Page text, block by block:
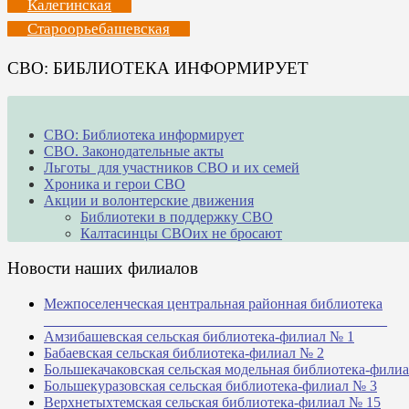
Калегинская
Староорьебашевская
СВО: БИБЛИОТЕКА ИНФОРМИРУЕТ
СВО: Библиотека информирует
СВО. Законодательные акты
Льготы для участников СВО и их семей
Хроника и герои СВО
Акции и волонтерские движения
Библиотеки в поддержку СВО
Калтасинцы СВОих не бросают
Новости наших филиалов
Межпоселенческая центральная районная библиотека
Амзибашевская сельская библиотека-филиал № 1
Бабаевская сельская библиотека-филиал № 2
Большекачаковская сельская модельная библиотека-
Большекуразовская сельская библиотека-филиал № 3
Верхнетыхтемская сельская библиотека-филиал № 15